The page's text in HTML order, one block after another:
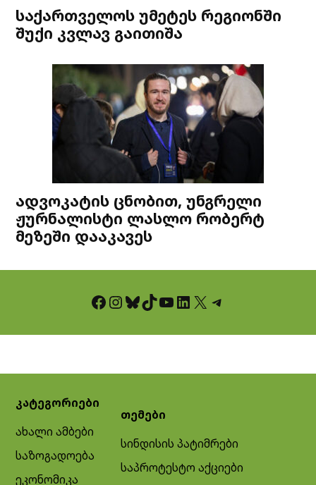
საქართველოს უმეტეს რეგიონში
შუქი კვლავ გაითიშა
ადვოკატის ცნობით, უნგრელი
ჟურნალისტი ლასლო რობერტ
მეზეში დააკავეს
Facebook InstagramBluesky TikTok YouTube LinkedIn X Telegram
კატეგორიები
ახალი ამბები
საზოგადოება
ეკონომიკა
თემები
სინდისის პატიმრები
საპროტესტო აქციები